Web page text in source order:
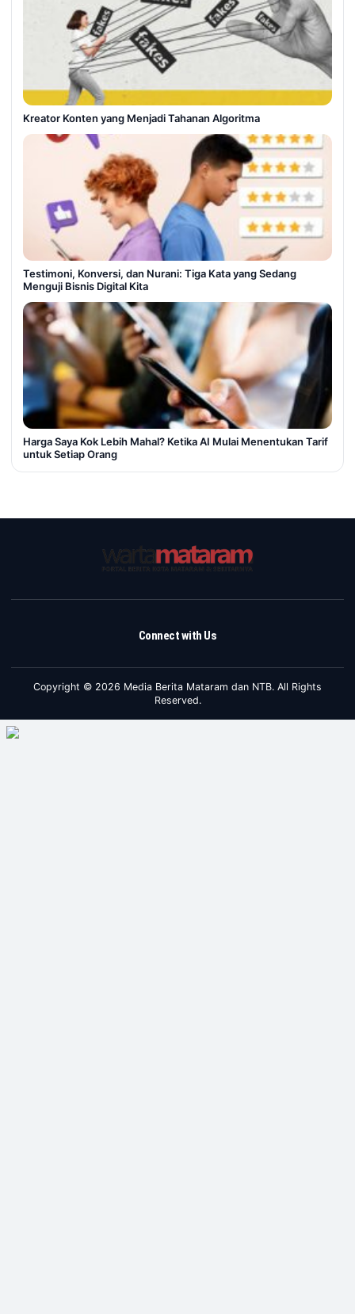
Kreator Konten yang Menjadi Tahanan Algoritma
Testimoni, Konversi, dan Nurani: Tiga Kata yang Sedang
Menguji Bisnis Digital Kita
Harga Saya Kok Lebih Mahal? Ketika AI Mulai Menentukan Tarif
untuk Setiap Orang
Connect with Us
Copyright © 2026 Media Berita Mataram dan NTB. All Rights
Reserved.